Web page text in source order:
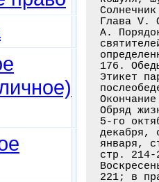
Глава V.
А.
176.
Этикет
Обряд
5-го
декабря,
января,
стр. 214-
221; в